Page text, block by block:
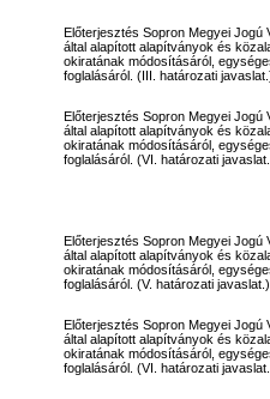
Előterjesztés Sopron Megyei Jogú
által alapított alapítványok és
okiratának módosításáról,
foglalásáról. (III. határozati
Előterjesztés Sopron Megyei Jogú
által alapított alapítványok és
okiratának módosításáról,
foglalásáról. (VI. határozati
Előterjesztés Sopron Megyei Jogú
által alapított alapítványok és
okiratának módosításáról,
foglalásáról. (V. határozati javaslat.)
Előterjesztés Sopron Megyei Jogú
által alapított alapítványok és
okiratának módosításáról,
foglalásáról. (VI. határozati